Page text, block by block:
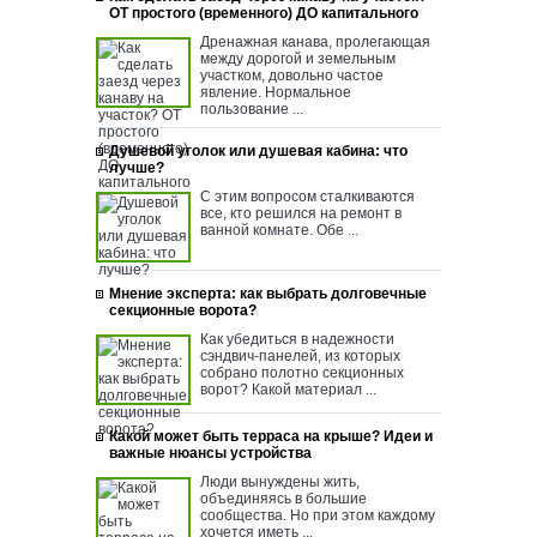
ОТ простого (временного) ДО капитального
Дренажная канава, пролегающая
между дорогой и земельным
участком, довольно частое
явление. Нормальное
пользование ...
Душевой уголок или душевая кабина: что
лучше?
С этим вопросом сталкиваются
все, кто решился на ремонт в
ванной комнате. Обе ...
Мнение эксперта: как выбрать долговечные
секционные ворота?
Как убедиться в надежности
сэндвич-панелей, из которых
собрано полотно секционных
ворот? Какой материал ...
Какой может быть терраса на крыше? Идеи и
важные нюансы устройства
Люди вынуждены жить,
объединяясь в большие
сообщества. Но при этом каждому
хочется иметь ...